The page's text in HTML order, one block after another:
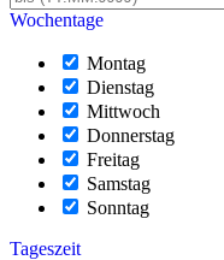
Wochentage
Montag
Dienstag
Mittwoch
Donnerstag
Freitag
Samstag
Sonntag
Tageszeit